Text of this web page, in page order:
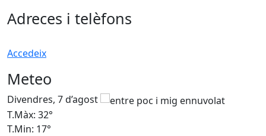
Adreces i telèfons
Accedeix
Meteo
Divendres, 7 d’agost
T.Màx: 32°
T.Min: 17°